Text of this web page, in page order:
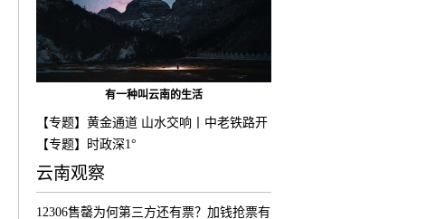
有一种叫云南的生活
【专题】黄金通道 山水交响丨中老铁路开
通
【专题】时政深1°
云南观察
12306售罄为何第三方还有票？加钱抢票有